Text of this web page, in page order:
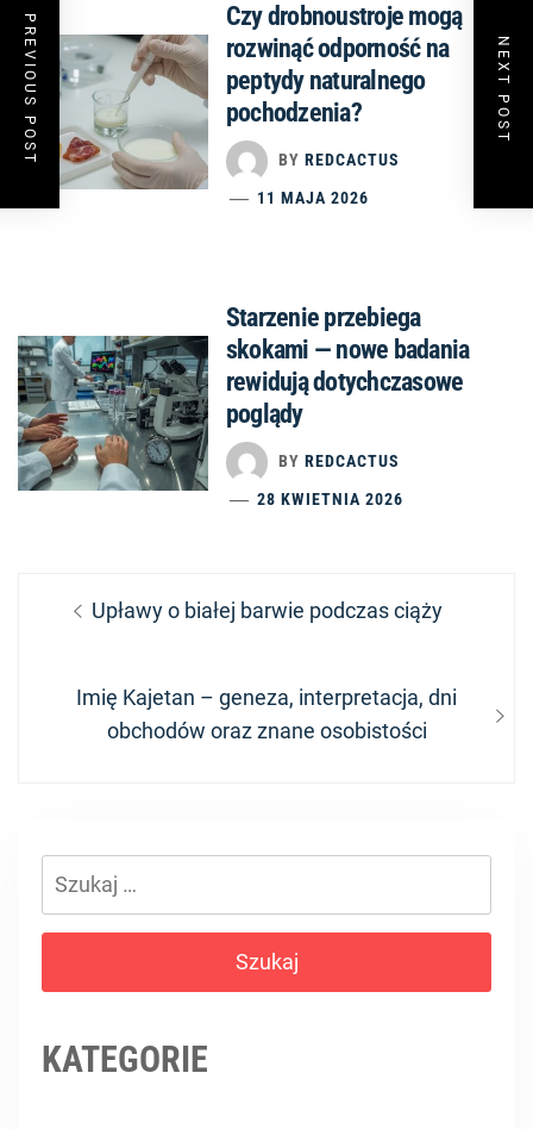
Czy drobnoustroje mogą
rozwinąć odporność na
peptydy naturalnego
pochodzenia?
BY REDCACTUS
11 MAJA 2026
Starzenie przebiega
skokami — nowe badania
rewidują dotychczasowe
poglądy
BY REDCACTUS
28 KWIETNIA 2026
Nawigacja
wpisu
Previous
Upławy o białej barwie podczas ciąży
Next
post:
Imię Kajetan – geneza, interpretacja, dni
obchodów oraz znane osobistości
PREVIOUS POST NEXT POST
Szukaj:
KATEGORIE